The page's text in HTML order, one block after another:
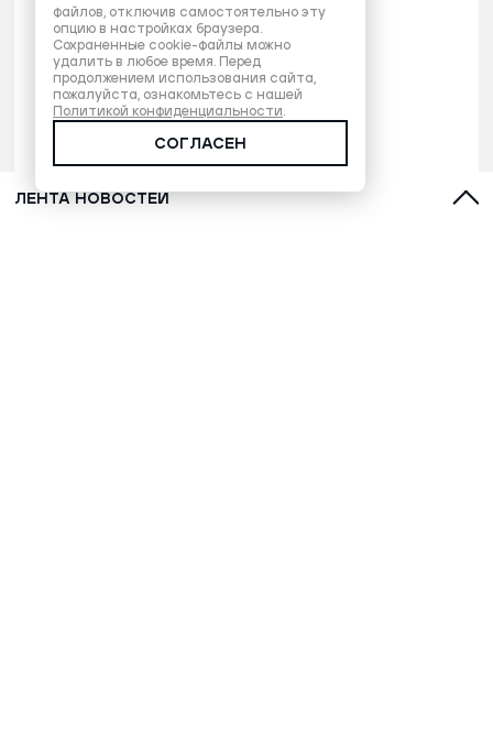
ЛЕНТА НОВОСТЕЙ
файлов, отключив самостоятельно эту
опцию в настройках браузера.
Сохраненные cookie-файлы можно
удалить в любое время. Перед
продолжением использования сайта,
пожалуйста, ознакомьтесь с нашей
Политикой конфиденциальности.
СОГЛАСЕН